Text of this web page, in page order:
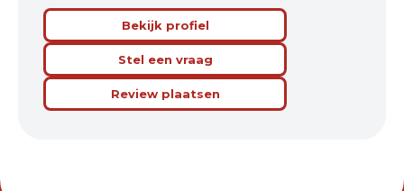
Bekijk profiel
Stel een vraag
Review plaatsen